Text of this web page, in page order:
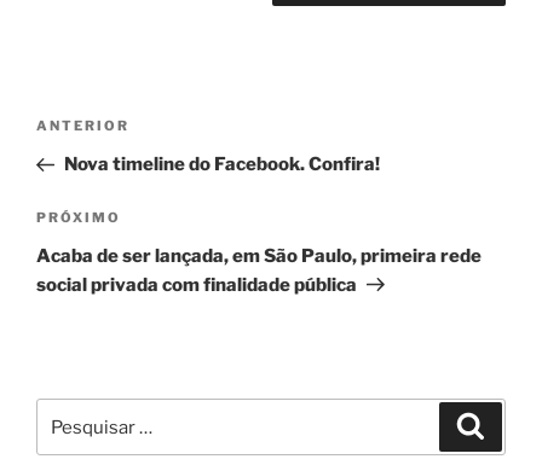
Navegação
Post
Post
anterior
ANTERIOR
Nova timeline do Facebook. Confira!
Próximo
post
PRÓXIMO
Acaba de ser lançada, em São Paulo, primeira rede
social privada com finalidade pública
por: